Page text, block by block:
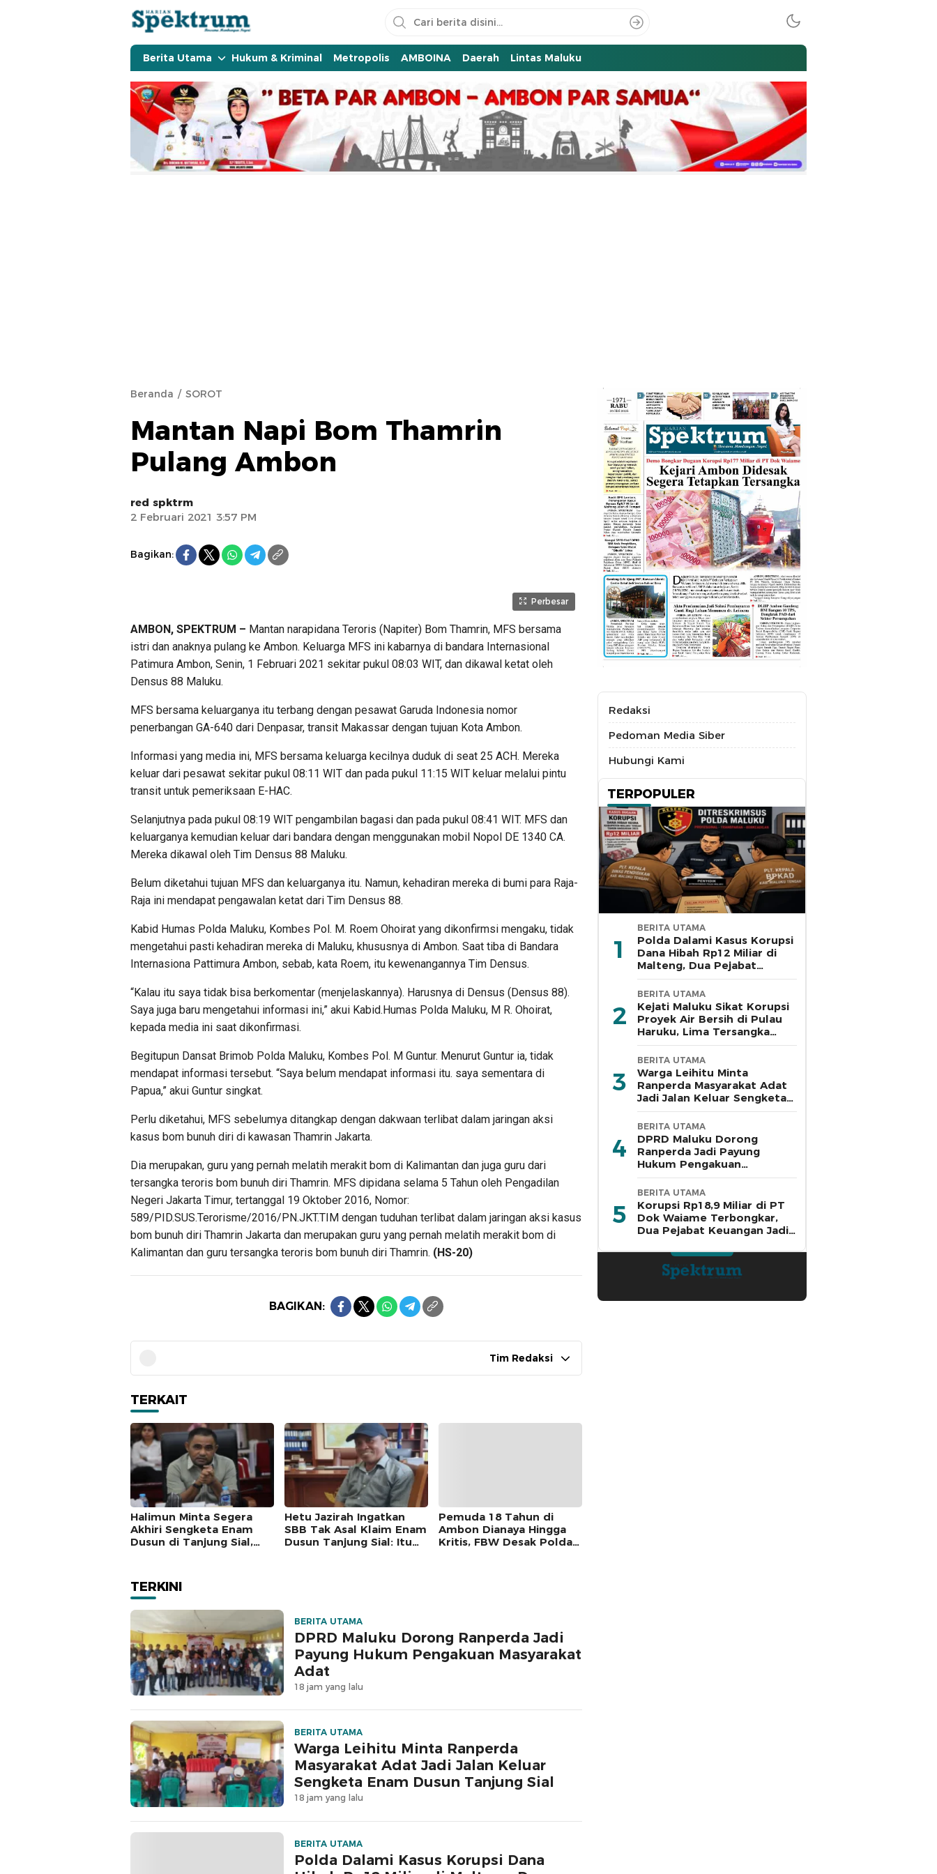
spektrumonline.com
Berita Utama Hukum & Kriminal Metropolis AMBOINA Daerah Lintas Maluku
Beranda SOROT
Mantan Napi Bom Thamrin
Pulang Ambon
red spktrm
2 Februari 2021 3:57 PM
Bagikan:
Perbesar
AMBON, SPEKTRUM – Mantan narapidana Teroris (Napiter) Bom Thamrin, MFS bersama
istri dan anaknya pulang ke Ambon. Keluarga MFS ini kabarnya di bandara Internasional
Patimura Ambon, Senin, 1 Februari 2021 sekitar pukul 08:03 WIT, dan dikawal ketat oleh
Densus 88 Maluku.
MFS bersama keluarganya itu terbang dengan pesawat Garuda Indonesia nomor
penerbangan GA-640 dari Denpasar, transit Makassar dengan tujuan Kota Ambon.
Informasi yang media ini, MFS bersama keluarga kecilnya duduk di seat 25 ACH. Mereka
keluar dari pesawat sekitar pukul 08:11 WIT dan pada pukul 11:15 WIT keluar melalui pintu
transit untuk pemeriksaan E-HAC.
Selanjutnya pada pukul 08:19 WIT pengambilan bagasi dan pada pukul 08:41 WIT. MFS dan
keluarganya kemudian keluar dari bandara dengan menggunakan mobil Nopol DE 1340 CA.
Mereka dikawal oleh Tim Densus 88 Maluku.
Belum diketahui tujuan MFS dan keluarganya itu. Namun, kehadiran mereka di bumi para Raja-
Raja ini mendapat pengawalan ketat dari Tim Densus 88.
Kabid Humas Polda Maluku, Kombes Pol. M. Roem Ohoirat yang dikonfirmsi mengaku, tidak
mengetahui pasti kehadiran mereka di Maluku, khususnya di Ambon. Saat tiba di Bandara
Internasiona Pattimura Ambon, sebab, kata Roem, itu kewenangannya Tim Densus.
“Kalau itu saya tidak bisa berkomentar (menjelaskannya). Harusnya di Densus (Densus 88).
Saya juga baru mengetahui informasi ini,” akui Kabid.Humas Polda Maluku, M R. Ohoirat,
kepada media ini saat dikonfirmasi.
Begitupun Dansat Brimob Polda Maluku, Kombes Pol. M Guntur. Menurut Guntur ia, tidak
mendapat informasi tersebut. “Saya belum mendapat informasi itu. saya sementara di
Papua,” akui Guntur singkat.
Perlu diketahui, MFS sebelumya ditangkap dengan dakwaan terlibat dalam jaringan aksi
kasus bom bunuh diri di kawasan Thamrin Jakarta.
Dia merupakan, guru yang pernah melatih merakit bom di Kalimantan dan juga guru dari
tersangka teroris bom bunuh diri Thamrin. MFS dipidana selama 5 Tahun oleh Pengadilan
Negeri Jakarta Timur, tertanggal 19 Oktober 2016, Nomor:
589/PID.SUS.Terorisme/2016/PN.JKT.TIM dengan tuduhan terlibat dalam jaringan aksi kasus
bom bunuh diri Thamrin Jakarta dan merupakan guru yang pernah melatih merakit bom di
Kalimantan dan guru tersangka teroris bom bunuh diri Thamrin. (HS-20)
BAGIKAN:
Tim Redaksi
TERKAIT
Halimun Minta Segera
Akhiri Sengketa Enam
Dusun di Tanjung Sial,
Hetu Jazirah Ingatkan
SBB Tak Asal Klaim Enam
Dusun Tanjung Sial: Itu
Pemuda 18 Tahun di
Ambon Dianaya Hingga
Kritis, FBW Desak Polda
TERKINI
BERITA UTAMA
DPRD Maluku Dorong Ranperda Jadi
Payung Hukum Pengakuan Masyarakat
Adat
18 jam yang lalu
BERITA UTAMA
Warga Leihitu Minta Ranperda
Masyarakat Adat Jadi Jalan Keluar
Sengketa Enam Dusun Tanjung Sial
18 jam yang lalu
BERITA UTAMA
Polda Dalami Kasus Korupsi Dana
Redaksi
Pedoman Media Siber
Hubungi Kami
TERPOPULER
1
BERITA UTAMA
Polda Dalami Kasus Korupsi
Dana Hibah Rp12 Miliar di
Malteng, Dua Pejabat
Pemkab Diperiksa
2
BERITA UTAMA
Kejati Maluku Sikat Korupsi
Proyek Air Bersih di Pulau
Haruku, Lima Tersangka
Ditahan
3
BERITA UTAMA
Warga Leihitu Minta
Ranperda Masyarakat Adat
Jadi Jalan Keluar Sengketa
Enam Dusun Tanjung Sial
4
BERITA UTAMA
DPRD Maluku Dorong
Ranperda Jadi Payung
Hukum Pengakuan
Masyarakat Adat
5
BERITA UTAMA
Korupsi Rp18,9 Miliar di PT
Dok Waiame Terbongkar,
Dua Pejabat Keuangan Jadi